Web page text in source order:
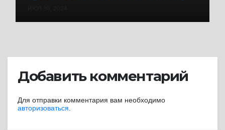
Добавить комментарий
Для отправки комментария вам необходимо
авторизоваться